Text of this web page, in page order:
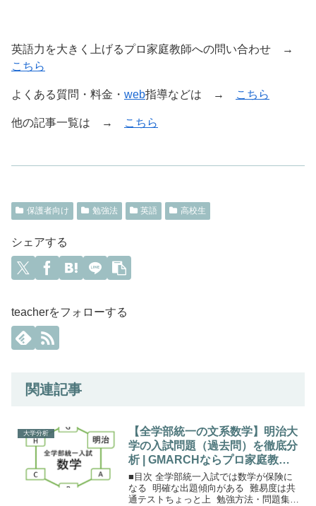
英語力を大きく上げるプロ家庭教師への問い合わせ →
こちら
よくある質問・料金・ web指導などは → こちら
他の記事一覧は → こちら
保護者向け 勉強法 英語 高校生
シェアする
teacherをフォローする
関連記事
大学分析
【全学部統一の文系数学】明治大
学の入試問題（過去問）を徹底分
析 | GMARCHならプロ家庭教師
のロジティー
■目次 全学部統一入試では数学が保険に
なる 明確な出題傾向がある 難易度は共
通テストちょっと上 勉強方法・問題集：